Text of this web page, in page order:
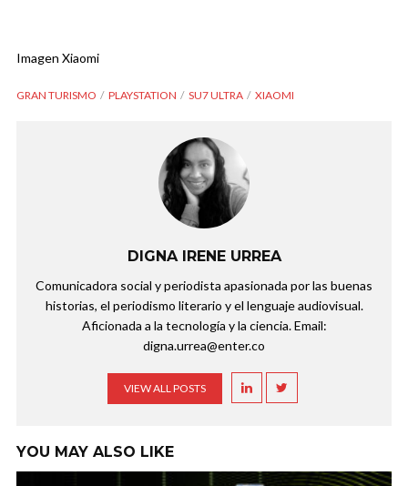
Imagen Xiaomi
GRAN TURISMO PLAYSTATION SU7 ULTRA XIAOMI
DIGNA IRENE URREA
Comunicadora social y periodista apasionada por las buenas
historias, el periodismo literario y el lenguaje audiovisual.
Aficionada a la tecnología y la ciencia. Email:
digna.urrea@enter.co
VIEW ALL POSTS
YOU MAY ALSO LIKE